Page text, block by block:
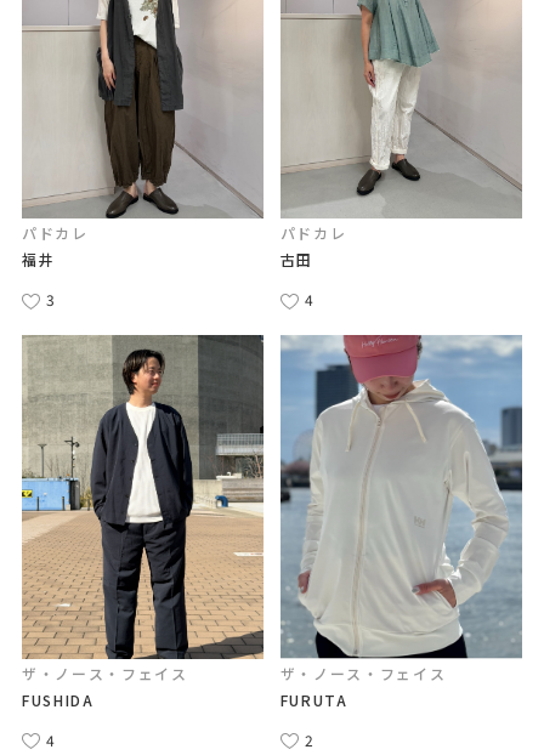
パドカレ
福井
3
パドカレ
古田
4
ザ・ノース・フェイス
FUSHIDA
4
ザ・ノース・フェイス
FURUTA
2